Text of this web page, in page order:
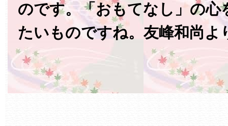
のです。「おもてなし」の心
たいものですね。友峰和尚よ